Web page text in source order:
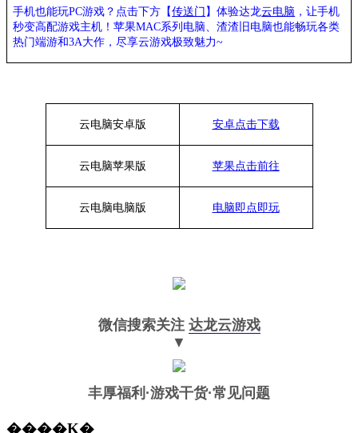
手机也能玩PC游戏？点击下方【传送门 】体验达龙云电脑 ，让手机
秒变高配游戏主机 ！苹果MAC系列电脑、渣渣旧电脑也能畅玩各类
热门端游和3A大作， 尽享云游戏极致魅力~
云电脑安卓版 安卓点击下载
云电脑苹果版 苹果点击前往
云电脑电脑版 电脑即点即玩
微信搜索关注 达龙云游戏
▼
丰厚福利 ·游戏干货·常见问题
����Ķ�